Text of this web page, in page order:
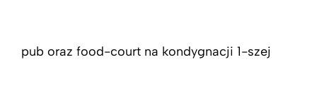
pub oraz food-court na kondygnacji 1-szej